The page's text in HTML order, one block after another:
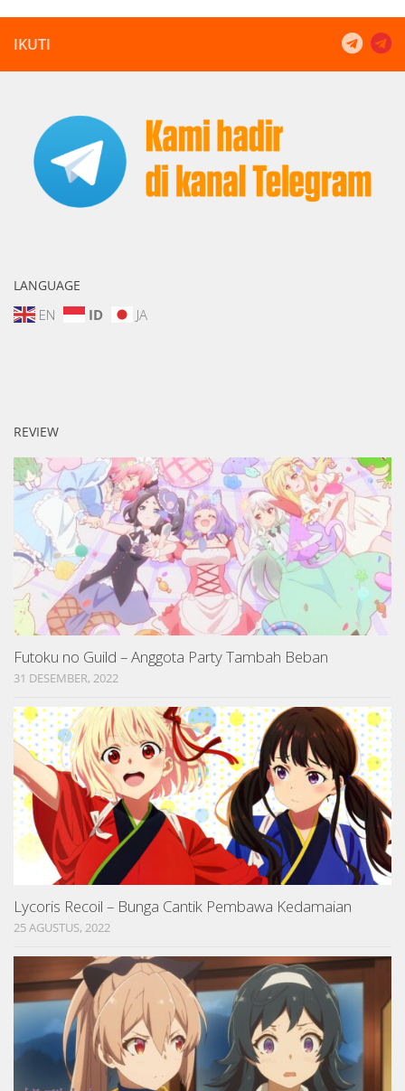
IKUTI
LANGUAGE
EN ID JA
REVIEW
Futoku no Guild – Anggota Party Tambah Beban
31 DESEMBER, 2022
Lycoris Recoil – Bunga Cantik Pembawa Kedamaian
25 AGUSTUS, 2022